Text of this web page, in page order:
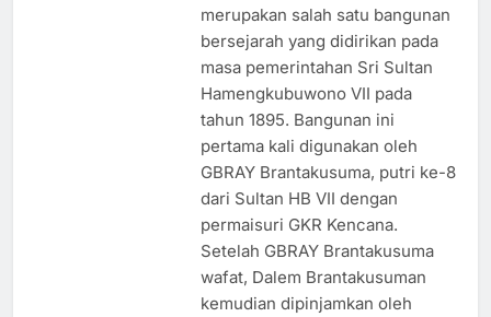
merupakan salah satu bangunan
bersejarah yang didirikan pada
masa pemerintahan Sri Sultan
Hamengkubuwono VII pada
tahun 1895. Bangunan ini
pertama kali digunakan oleh
GBRAY Brantakusuma, putri ke-8
dari Sultan HB VII dengan
permaisuri GKR Kencana.
Setelah GBRAY Brantakusuma
wafat, Dalem Brantakusuman
kemudian dipinjamkan oleh